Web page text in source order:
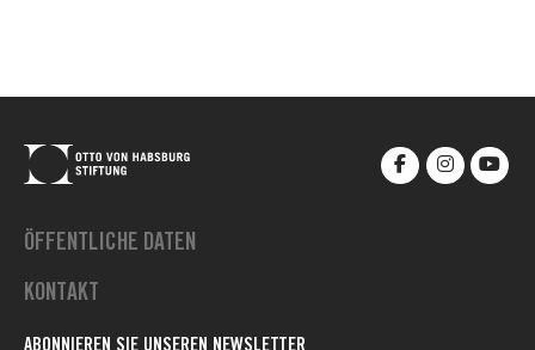
ÖFFENTLICHE DATEN
KONTAKT